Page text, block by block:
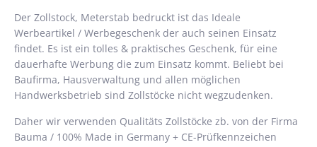
Der Zollstock, Meterstab bedruckt ist das Ideale
Werbeartikel / Werbegeschenk der auch seinen Einsatz
findet. Es ist ein tolles & praktisches Geschenk, für eine
dauerhafte Werbung die zum Einsatz kommt. Beliebt bei
Baufirma, Hausverwaltung und allen möglichen
Handwerksbetrieb sind Zollstöcke nicht wegzudenken.
Daher wir verwenden Qualitäts Zollstöcke zb. von der Firma
Bauma / 100% Made in Germany + CE-Prüfkennzeichen